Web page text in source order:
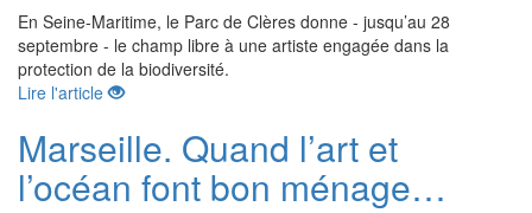
En Seine-Maritime, le Parc de Clères donne - jusqu’au 28
septembre - le champ libre à une artiste engagée dans la
protection de la biodiversité.
Lire l'article
Marseille. Quand l’art et
l’océan font bon ménage…